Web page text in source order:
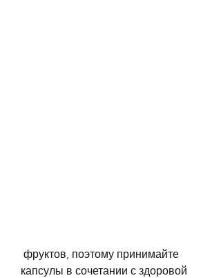
капсулы в сочетании с здоровой